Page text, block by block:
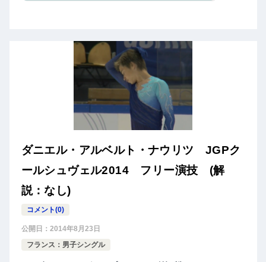
ダニエル・アルベルト・ナウリツ JGPク
ールシュヴェル2014 フリー演技 (解
説：なし)
コメント(0)
公開日： 2014年8月23日
フランス：男子シングル